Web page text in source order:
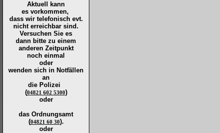
Aktuell kann
es vorkommen,
dass wir telefonisch evt.
nicht erreichbar sind.
Versuchen Sie es
dann bitte zu einem
anderen Zeitpunkt
noch einmal
oder
wenden sich in Notfällen
an
die Polizei
(04821 602 5300)
oder
das Ordnungsamt
(04821 60 30).
oder